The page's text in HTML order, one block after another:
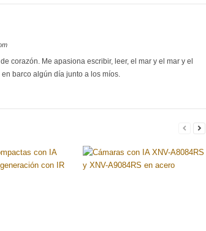
corazón. Me apasiona escribir, leer, el mar y el mar y el
barco algún día junto a los míos.